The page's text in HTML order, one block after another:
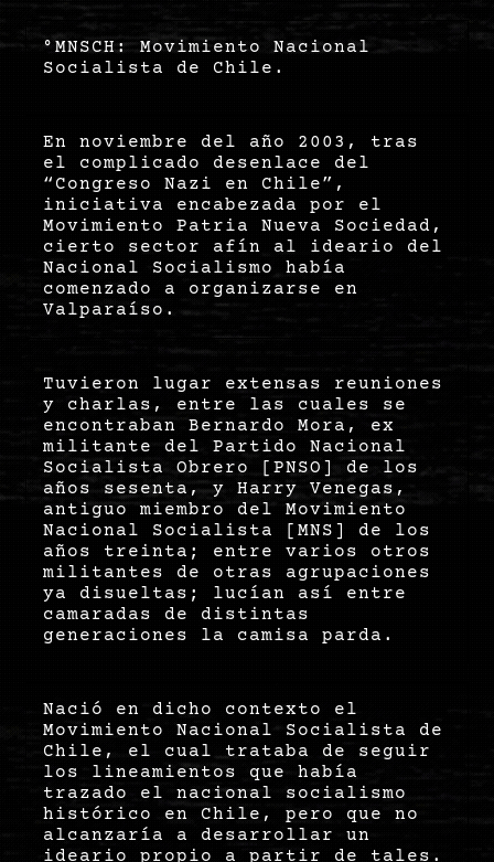
°MNSCH: Movimiento Nacional
Socialista de Chile.
En noviembre del año 2003, tras
el complicado desenlace del
“Congreso Nazi en Chile”,
iniciativa encabezada por el
Movimiento Patria Nueva Sociedad,
cierto sector afín al ideario del
Nacional Socialismo había
comenzado a organizarse en
Valparaíso.
Tuvieron lugar extensas reuniones
y charlas, entre las cuales se
encontraban Bernardo Mora, ex
militante del Partido Nacional
Socialista Obrero [PNSO] de los
años sesenta, y Harry Venegas,
antiguo miembro del Movimiento
Nacional Socialista [MNS] de los
años treinta; entre varios otros
militantes de otras agrupaciones
ya disueltas; lucían así entre
camaradas de distintas
generaciones la camisa parda.
Nació en dicho contexto el
Movimiento Nacional Socialista de
Chile, el cual trataba de seguir
los lineamientos que había
trazado el nacional socialismo
histórico en Chile, pero que no
alcanzaría a desarrollar un
ideario propio a partir de tales.